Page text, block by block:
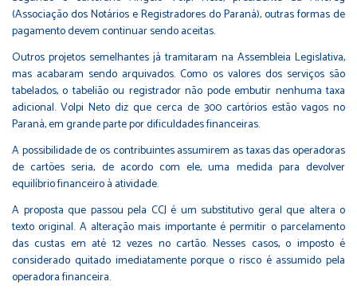
(Associação dos Notários e Registradores do Paraná), outras formas de
pagamento devem continuar sendo aceitas.
Outros projetos semelhantes já tramitaram na Assembleia Legislativa,
mas acabaram sendo arquivados. Como os valores dos serviços são
tabelados, o tabelião ou registrador não pode embutir nenhuma taxa
adicional. Volpi Neto diz que cerca de 300 cartórios estão vagos no
Paraná, em grande parte por dificuldades financeiras.
A possibilidade de os contribuintes assumirem as taxas das operadoras
de cartões seria, de acordo com ele, uma medida para devolver
equilíbrio financeiro à atividade.
A proposta que passou pela CCJ é um substitutivo geral que altera o
texto original. A alteração mais importante é permitir o parcelamento
das custas em até 12 vezes no cartão. Nesses casos, o imposto é
considerado quitado imediatamente porque o risco é assumido pela
operadora financeira.